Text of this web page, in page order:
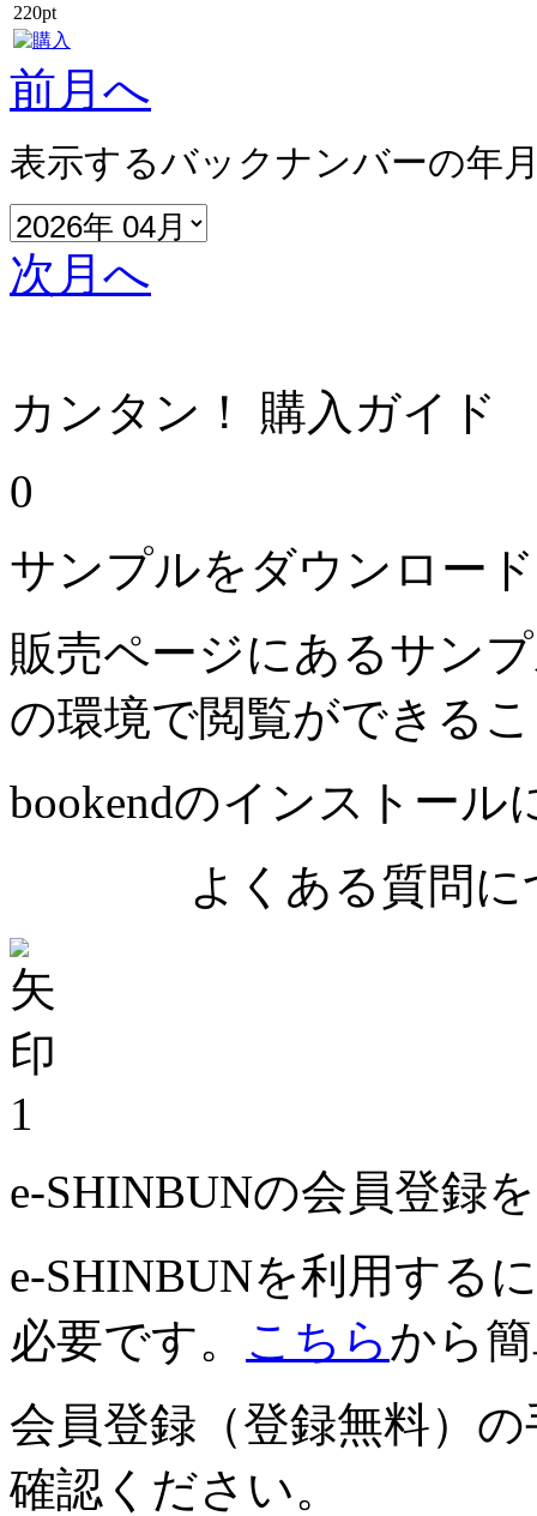
220pt
前月へ
表示するバックナンバーの年
次月へ
カンタン！ 購入ガイド
0
サンプルをダウンロー
販売ページにあるサン
の環境で閲覧ができる
bookendのインストール
よくある質問に
1
e-SHINBUNの会員登録
e-SHINBUNを利用する
必要です。 こちらから
会員登録（登録無料）
確認ください。